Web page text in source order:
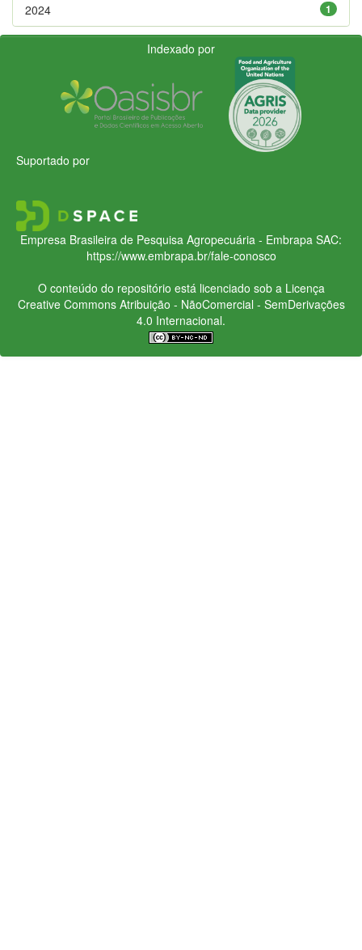
1
2024
Indexado por
Suportado por
Empresa Brasileira de Pesquisa Agropecuária - Embrapa SAC:
https://www.embrapa.br/fale-conosco
O conteúdo do repositório está licenciado sob a Licença
Creative CommonsAtribuição - NãoComercial - SemDerivações
4.0 Internacional.